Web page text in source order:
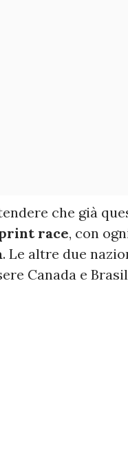
che già
race, con
. Le altre due
Canada e